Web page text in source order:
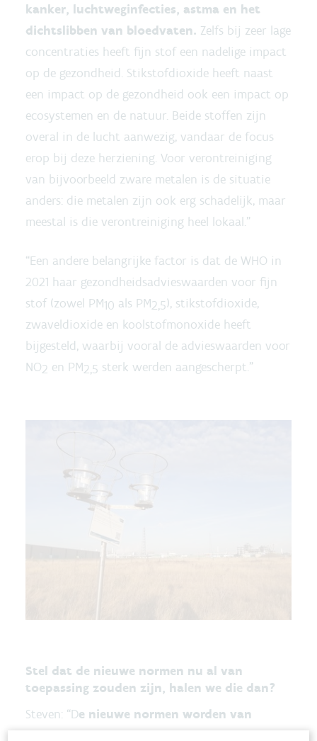
kanker, luchtweginfecties, astma en het
dichtslibben van bloedvaten. Zelfs bij zeer lage
concentraties heeft fijn stof een nadelige impact
op de gezondheid. Stikstofdioxide heeft naast
een impact op de gezondheid ook een impact op
ecosystemen en de natuur. Beide stoffen zijn
overal in de lucht aanwezig, vandaar de focus
erop bij deze herziening. Voor verontreiniging
van bijvoorbeeld zware metalen is de situatie
anders: die metalen zijn ook erg schadelijk, maar
meestal is die verontreiniging heel lokaal.”
“Een andere belangrijke factor is dat de WHO in
2021 haar gezondheidsadvieswaarden voor fijn
stof (zowel PM10 als PM2,5), stikstofdioxide,
zwaveldioxide en koolstofmonoxide heeft
bijgesteld, waarbij vooral de advieswaarden voor
NO2 en PM2,5 sterk werden aangescherpt.”
Stel dat de nieuwe normen nu al van
toepassing zouden zijn, halen we die dan?
Steven: “De nieuwe normen worden van